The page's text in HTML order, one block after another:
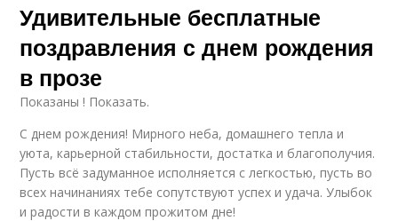
Удивительные бесплатные
поздравления с днем рождения
в прозе
Показаны ! Показать.
С днем рождения! Мирного неба, домашнего тепла и
уюта, карьерной стабильности, достатка и благополучия.
Пусть всё задуманное исполняется с легкостью, пусть во
всех начинаниях тебе сопутствуют успех и удача. Улыбок
и радости в каждом прожитом дне!